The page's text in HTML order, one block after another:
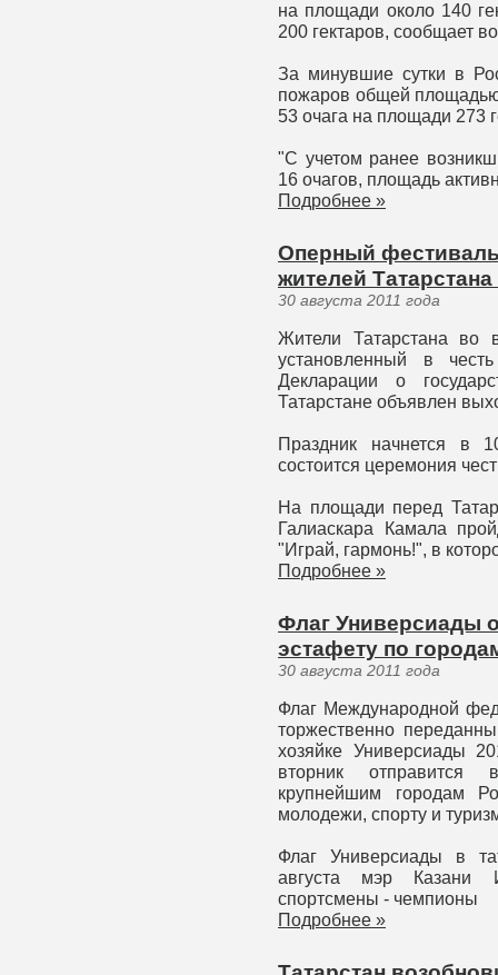
на площади около 140
200 гектаров, сообщает
За минувшие сутки в
пожаров общей
53 очага на площади 273
"С учетом ранее
16 очагов, площадь
Подробнее »
Оперный
жителей
30 августа 2011 года
Жители Татарстана во
установленный в
Декларации о
Татарстане объявлен
Праздник начнется в
состоится церемония
На площади перед
Галиаскара Камала
"Играй, гармонь!", в
Подробнее »
Флаг Универсиады
эстафету по
30 августа 2011 года
Флаг Международной
торжественно
хозяйке Универсиады
вторник отправится
крупнейшим городам
молодежи, спорту и
Флаг Универсиады в
августа мэр Казани
спортсмены - чемпионы
Подробнее »